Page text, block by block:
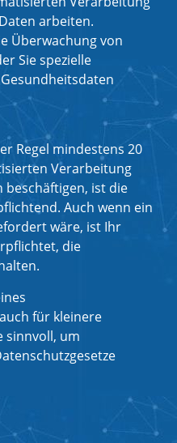
arbeiten.
Überwachung von
Sie spezielle
Regel mindestens 20
Verarbeitung
beschäftigen, ist die
Auch wenn ein
wäre, ist Ihr
die
für kleinere
sinnvoll, um